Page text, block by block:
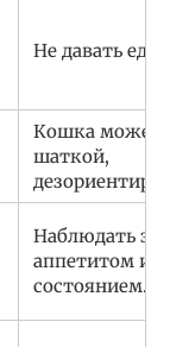
Не давать еду
Кошка может
шаткой,
Наблюдать за
аппетитом и
состоянием.